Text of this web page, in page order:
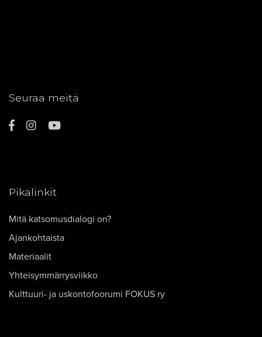
Seuraa meitä
Pikalinkit
Mitä katsomusdialogi on?
Ajankohtaista
Materiaalit
Yhteisymmärrysviikko
Kulttuuri- ja uskontofoorumi FOKUS ry